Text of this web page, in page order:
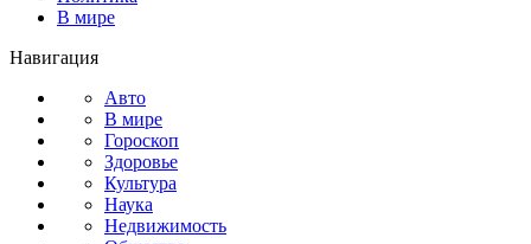
В мире
Навигация
Авто
В мире
Гороскоп
Здоровье
Культура
Наука
Недвижимость